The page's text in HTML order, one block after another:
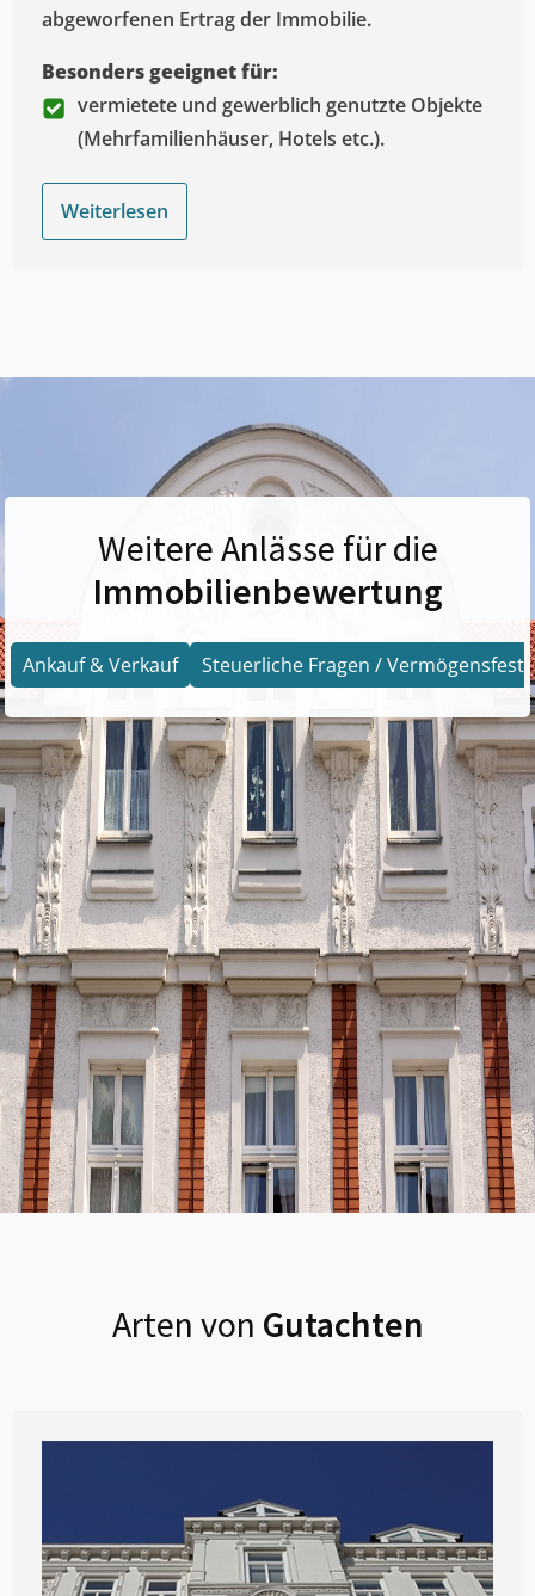
abgeworfenen Ertrag der Immobilie.
Besonders geeignet für:
vermietete und gewerblich genutzte Objekte
(Mehrfamilienhäuser, Hotels etc.).
Weiterlesen
Weitere Anlässe für die
Immobilienbewertung
Ankauf & Verkauf Steuerliche Fragen /
Arten von Gutachten